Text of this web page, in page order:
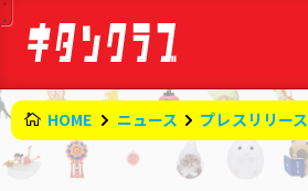
HOME ニュース プレスリリース